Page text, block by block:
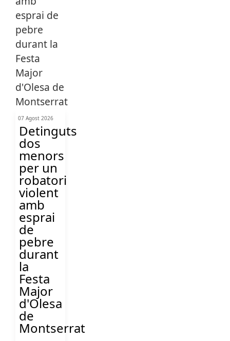
07 Agost 2026
Detinguts
dos
menors
per un
robatori
violent
amb
esprai
de
pebre
durant
la
Festa
Major
d'Olesa
de
Montserrat